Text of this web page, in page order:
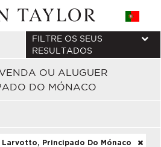
OU ALUGUER
DO MÓNACO
FILTRE OS SEUS
RESULTADOS
Larvotto, Principado Do Mónaco